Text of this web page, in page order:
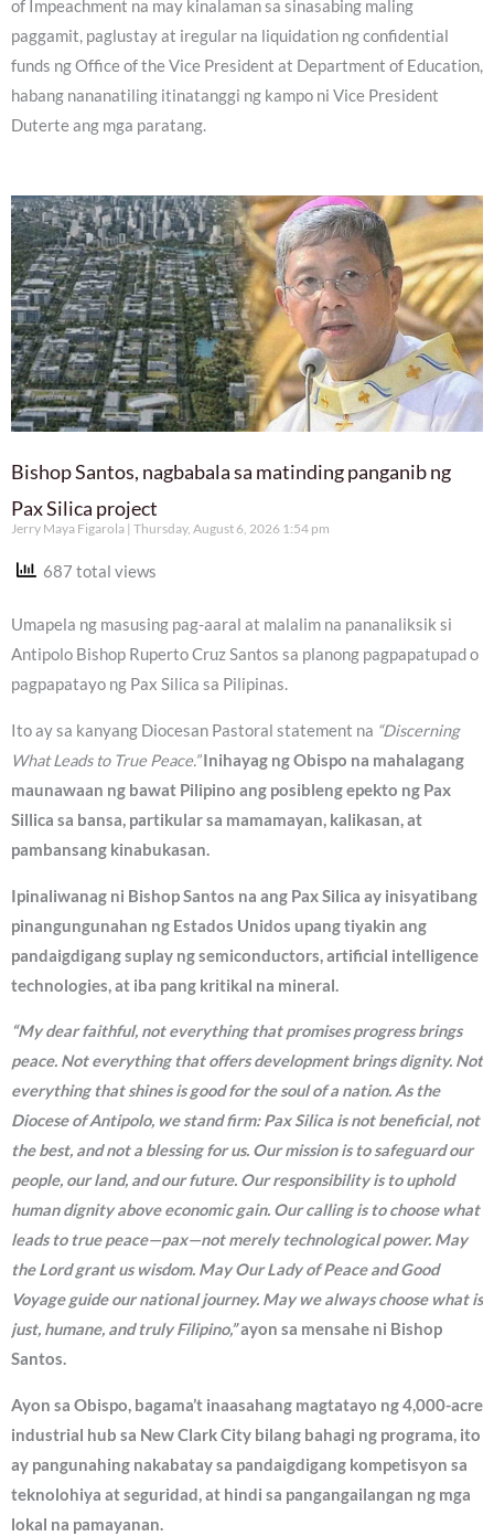
of Impeachment na may kinalaman sa sinasabing maling
paggamit, paglustay at iregular na liquidation ng confidential
funds ng Office of the Vice President at Department of Education,
habang nananatiling itinatanggi ng kampo ni Vice President
Duterte ang mga paratang.
Bishop Santos, nagbabala sa matinding panganib ng
Pax Silica project
Jerry Maya Figarola Thursday, August 6, 2026 1:54 pm
687 total views
Umapela ng masusing pag-aaral at malalim na pananaliksik si
Antipolo Bishop Ruperto Cruz Santos sa planong pagpapatupad o
pagpapatayo ng Pax Silica sa Pilipinas.
Ito ay sa kanyang Diocesan Pastoral statement na “Discerning
What Leads to True Peace.”Inihayag ng Obispo na mahalagang
maunawaan ng bawat Pilipino ang posibleng epekto ng Pax
Sillica sa bansa, partikular sa mamamayan, kalikasan, at
pambansang kinabukasan.
Ipinaliwanag ni Bishop Santos na ang Pax Silica ay inisyatibang
pinangungunahan ng Estados Unidos upang tiyakin ang
pandaigdigang suplay ng semiconductors, artificial intelligence
technologies, at iba pang kritikal na mineral.
“My dear faithful, not everything that promises progress brings
peace. Not everything that offers development brings dignity. Not
everything that shines is good for the soul of a nation. As the
Diocese of Antipolo, we stand firm: Pax Silica is not beneficial, not
the best, and not a blessing for us. Our mission is to safeguard our
people, our land, and our future. Our responsibility is to uphold
human dignity above economic gain. Our calling is to choose what
leads to true peace—pax—not merely technological power. May
the Lord grant us wisdom. May Our Lady of Peace and Good
Voyage guide our national journey. May we always choose what is
just, humane, and truly Filipino,”ayon sa mensahe ni Bishop
Santos.
Ayon sa Obispo, bagama’t inaasahang magtatayo ng 4,000-acre
industrial hub sa New Clark City bilang bahagi ng programa, ito
ay pangunahing nakabatay sa pandaigdigang kompetisyon sa
teknolohiya at seguridad, at hindi sa pangangailangan ng mga
lokal na pamayanan.